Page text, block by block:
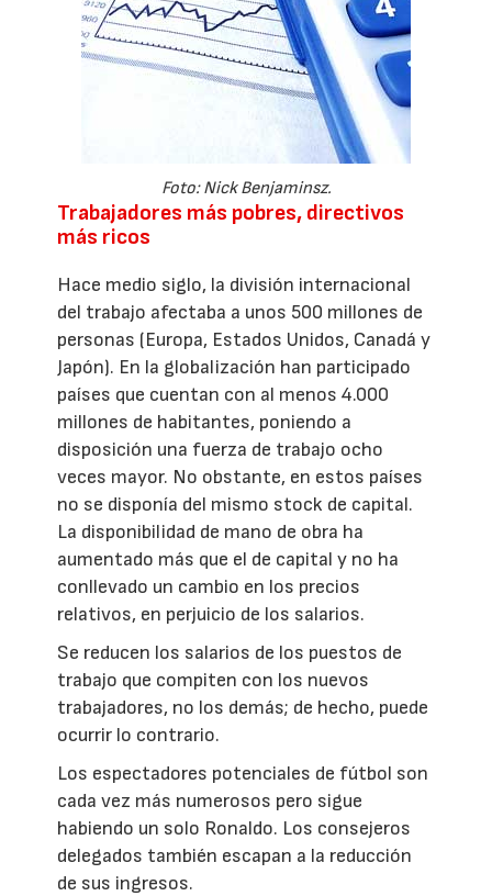
Foto: Nick Benjaminsz.
Trabajadores más pobres, directivos
más ricos
Hace medio siglo, la división internacional
del trabajo afectaba a unos 500 millones de
personas (Europa, Estados Unidos, Canadá y
Japón). En la globalización han participado
países que cuentan con al menos 4.000
millones de habitantes, poniendo a
disposición una fuerza de trabajo ocho
veces mayor. No obstante, en estos países
no se disponía del mismo stock de capital.
La disponibilidad de mano de obra ha
aumentado más que el de capital y no ha
conllevado un cambio en los precios
relativos, en perjuicio de los salarios.
Se reducen los salarios de los puestos de
trabajo que compiten con los nuevos
trabajadores, no los demás; de hecho, puede
ocurrir lo contrario.
Los espectadores potenciales de fútbol son
cada vez más numerosos pero sigue
habiendo un solo Ronaldo. Los consejeros
delegados también escapan a la reducción
de sus ingresos.